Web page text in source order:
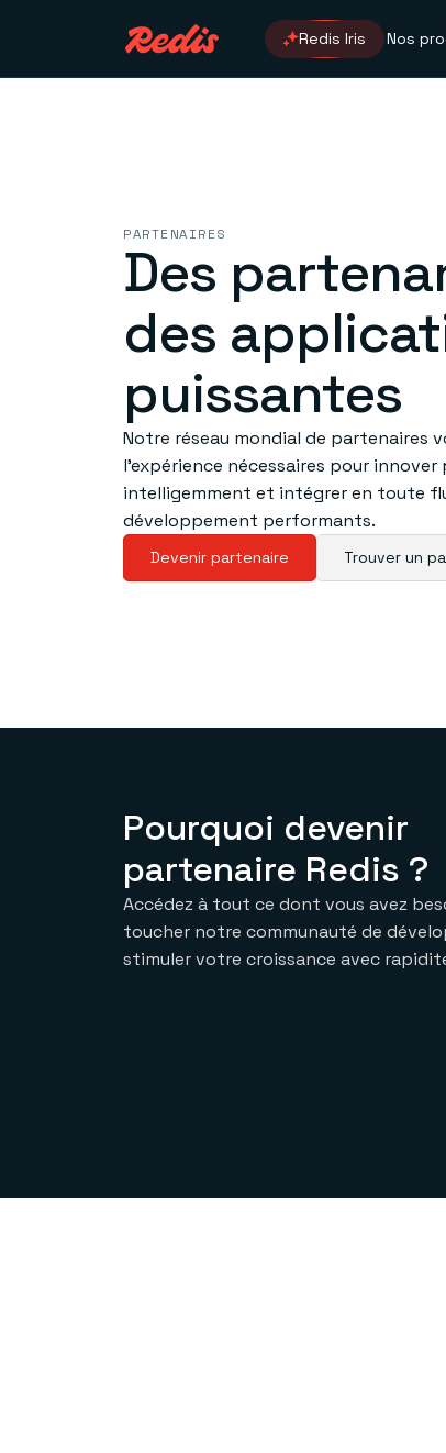
Redis Iris Nos
PARTENAIRES
Des
des
puissantes
Notre réseau mondial de partenaires
l’expérience nécessaires pour innover
intelligemment et intégrer en toute
développement performants.
Devenir partenaire Trouver un
Pourquoi devenir
partenaire Redis ?
Accédez à tout ce dont vous avez
toucher notre communauté de
stimuler votre croissance avec